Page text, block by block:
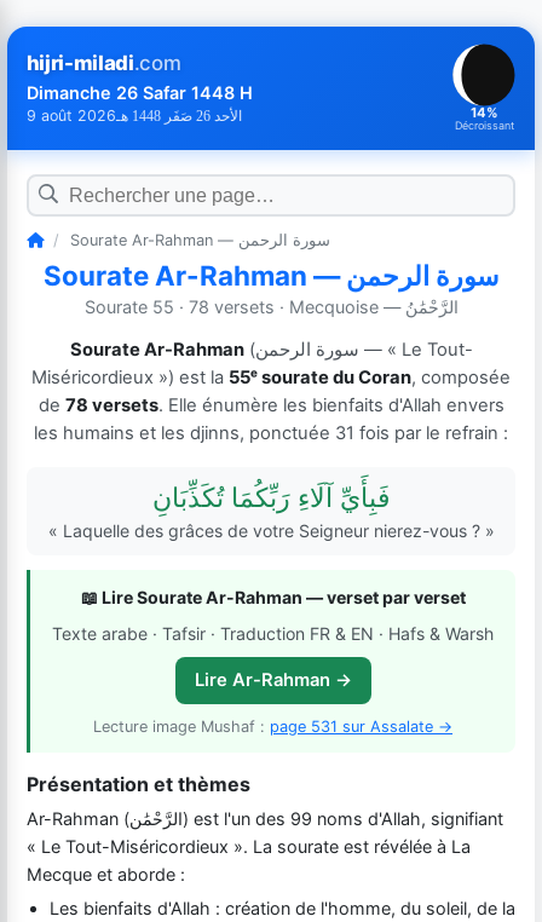
hijri-miladi.com
Dimanche 26 Safar 1448 H
9 août 2026 الأحد 26 صَفَر 1448 هـ 14%
Décroissant
/ Sourate Ar-Rahman — سورة الرحمن
Sourate Ar-Rahman — سورة الرحمن
الرَّحْمَٰنُ — Sourate 55 · 78 versets · Mecquoise
Sourate Ar-Rahman(سورة الرحمن — « Le Tout-
Miséricordieux ») est la 55ᵉ sourate du Coran, composée
de 78 versets. Elle énumère les bienfaits d'Allah envers
les humains et les djinns, ponctuée 31 fois par le refrain :
فَبِأَيِّ آلَاءِ رَبِّكُمَا تُكَذِّبَانِ
« Laquelle des grâces de votre Seigneur nierez-vous ? »
📖 Lire Sourate Ar-Rahman — verset par verset
Texte arabe · Tafsir · Traduction FR & EN · Hafs & Warsh
Lire Ar-Rahman →
Lecture image Mushaf : page 531 sur Assalate →
Présentation et thèmes
Ar-Rahman (الرَّحْمَٰن) est l'un des 99 noms d'Allah, signifiant
« Le Tout-Miséricordieux ». La sourate est révélée à La
Mecque et aborde :
Les bienfaits d'Allah : création de l'homme, du soleil, de la